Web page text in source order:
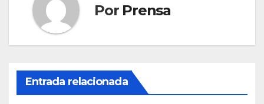
Por Prensa
Entrada relacionada